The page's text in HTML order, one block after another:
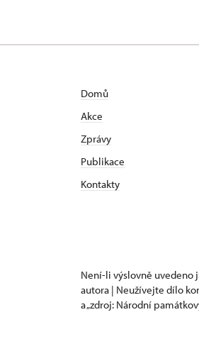
Domů
Akce
Zprávy
Publikace
Kontakty
Není-li výslovně uvedeno
autora | Neužívejte dílo
a „zdroj: Národní